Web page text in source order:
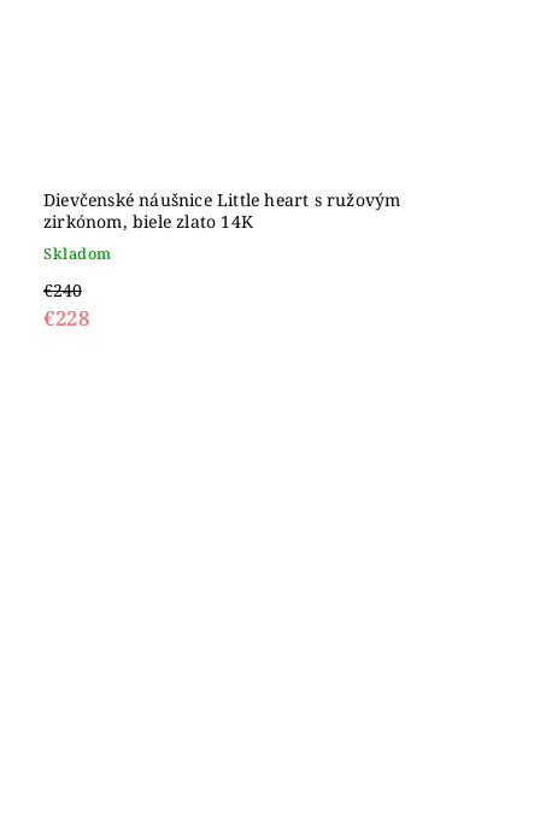
Dievčenské náušnice Little heart s ružovým
zirkónom, biele zlato 14K
Skladom
€240
€228